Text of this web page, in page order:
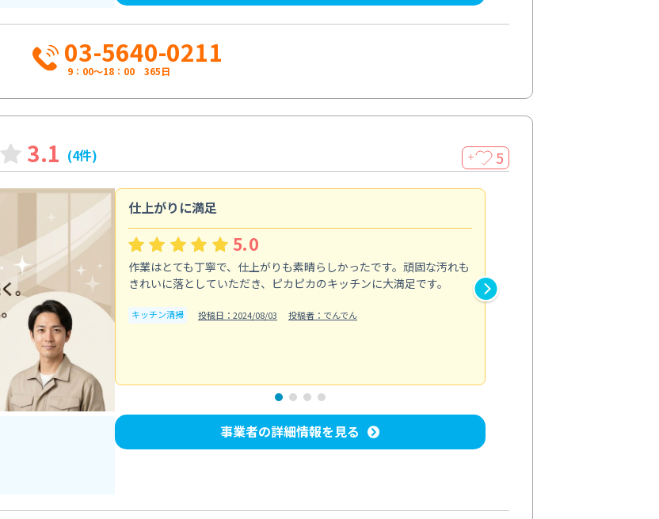
03-5640-0211
9：00～18：00 365日
3.1 (4件) ＋ 5
仕上がりに満足
5.0
作業はとても丁寧で、仕上がりも素晴らしかったです。頑固な汚れも
きれいに落としていただき、ピカピカのキッチンに大満足です。
キッチン清掃 投稿日：2024/08/03 投稿者：でんでん
事業者の詳細情報を見る